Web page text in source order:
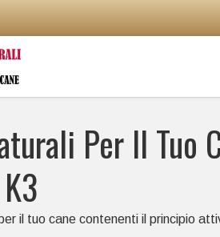
Per Il Tuo
il tuo cane contenenti il principio